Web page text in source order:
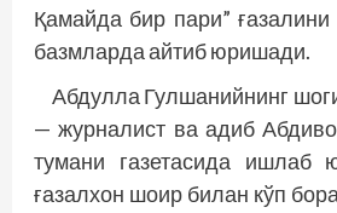
Қамайда бир пари”
базмларда айтиб юришади.
Абдулла Гулшанийнинг
— журналист ва адиб
тумани газетасида ишлаб
ғазалхон шоир билан кўп